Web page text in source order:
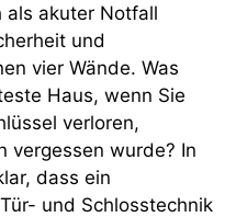
als akuter Notfall
und
vier Wände. Was
Haus, wenn Sie
verloren,
vergessen wurde? In
dass ein
und Schlosstechnik